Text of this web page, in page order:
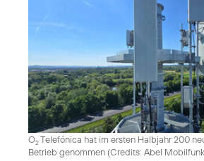
O2Telefónica hat im ersten Halbjahr 200
Betrieb genommen (Credits: Abel Mobilfunk